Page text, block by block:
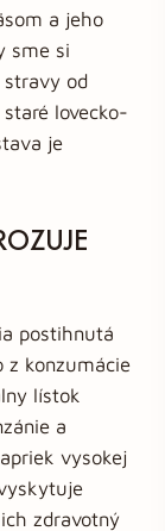
a jeho
sme si
stravy od
lovecko-
je
postihnutá
z konzumácie
lístok
a
vysokej
zdravotný